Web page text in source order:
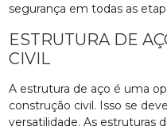
segurança em todas as
ESTRUTURA DE
CIVIL
A estrutura de aço é uma
construção civil. Isso se
versatilidade. As estruturas